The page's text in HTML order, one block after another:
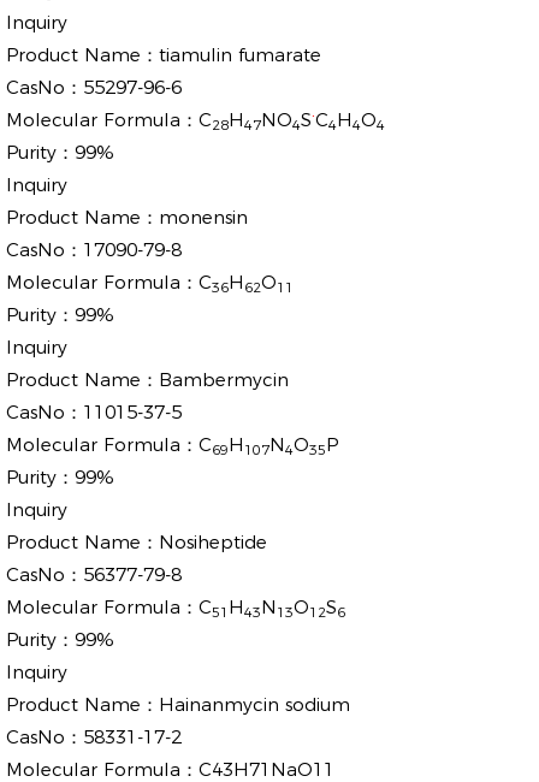
Inquiry
Product Name： tiamulin fumarate
CasNo： 55297-96-6
Molecular Formula： C28H47NO4S.C4H4O4
Purity： 99%
Inquiry
Product Name： monensin
CasNo： 17090-79-8
Molecular Formula： C36H 62O11
Purity： 99%
Inquiry
Product Name： Bambermycin
CasNo： 11015-37-5
Molecular Formula： C69H 107N4O35P
Purity： 99%
Inquiry
Product Name： Nosiheptide
CasNo： 56377-79-8
Molecular Formula： C51 H43N 13O12S6
Purity： 99%
Inquiry
Product Name： Hainanmycin sodium
CasNo： 58331-17-2
Molecular Formula： C43H71NaO11